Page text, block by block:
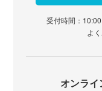
受付時間：
よ
オンラ